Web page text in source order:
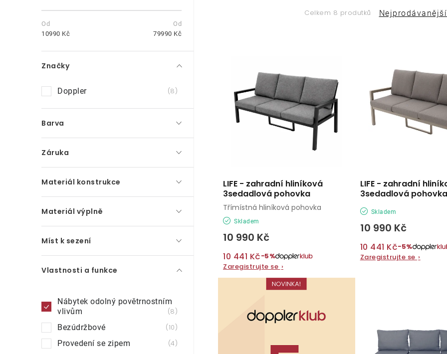
s
t
r
a
n
n
í
p
a
n
e
l
10990 Kč 79990 Kč
Značky
Doppler 8
Barva
Záruka
Materiál konstrukce
Materiál výplně
Míst k sezení
Vlastnosti a funkce
Nábytek odolný povětrnostním
vlivům
8
Bezúdržbové
10
Provedení se zipem
4
Celkem 8 produtků
Ř
n
í
p
d
u
k
t
ů
Nejprodávanější
o
d
u
k
t
ů
LIFE - zahradní hliníková
3sedadlová pohovka
Skladem
10 990 Kč
10 441 Kč−5%
Zaregistrujte se ›
Třímístná hliníková pohovka
LIFE - zahradní
3sedadlová pohovka
Skladem
10 990 Kč
10 441 Kč−5%
Zaregistrujte se ›